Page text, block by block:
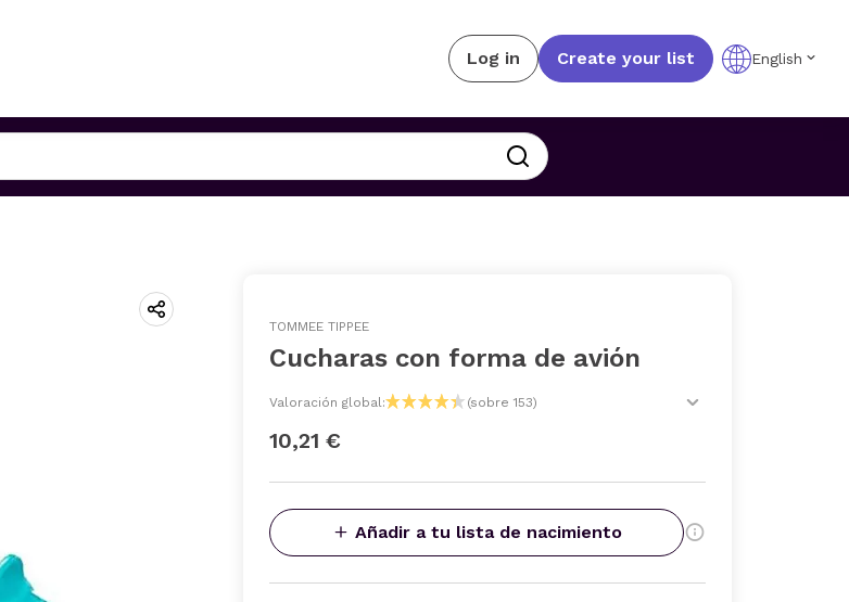
Log in Create your list English
TOMMEE TIPPEE
Cucharas con forma de avión
Valoración global: (sobre 153)
10,21 €
Añadir a tu lista de nacimiento